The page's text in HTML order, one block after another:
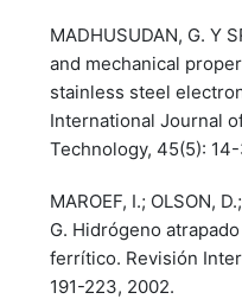
MADHUSUDAN, G. Y
and mechanical
stainless steel
International Journal
Technology, 45(5):
MAROEF, I.; OLSON,
G. Hidrógeno
ferrítico. Revisión
191-223, 2002.